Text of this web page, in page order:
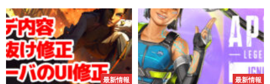
最新情報 最新情報